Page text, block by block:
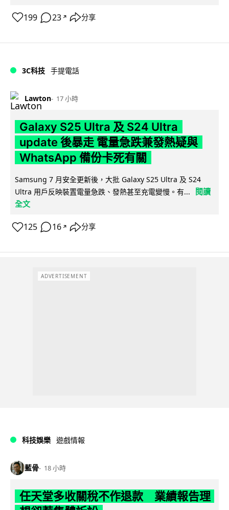
199 23 ↗ 分享
3C科技 手提電話
Lawton 17 小時
Galaxy S25 Ultra 及 S24 Ultra
update 後暴走 電量急跌兼發熱疑與
WhatsApp 備份卡死有關
Samsung 7 月安全更新後，大批 Galaxy S25 Ultra 及 S24
Ultra 用戶反映裝置電量急跌、發熱甚至充電變慢。有...
閱讀
全文
125 16 ↗ 分享
ADVERTISEMENT
科技娛樂 遊戲情報
藍骨 18 小時
任天堂多收關稅不作退款 業績報告理